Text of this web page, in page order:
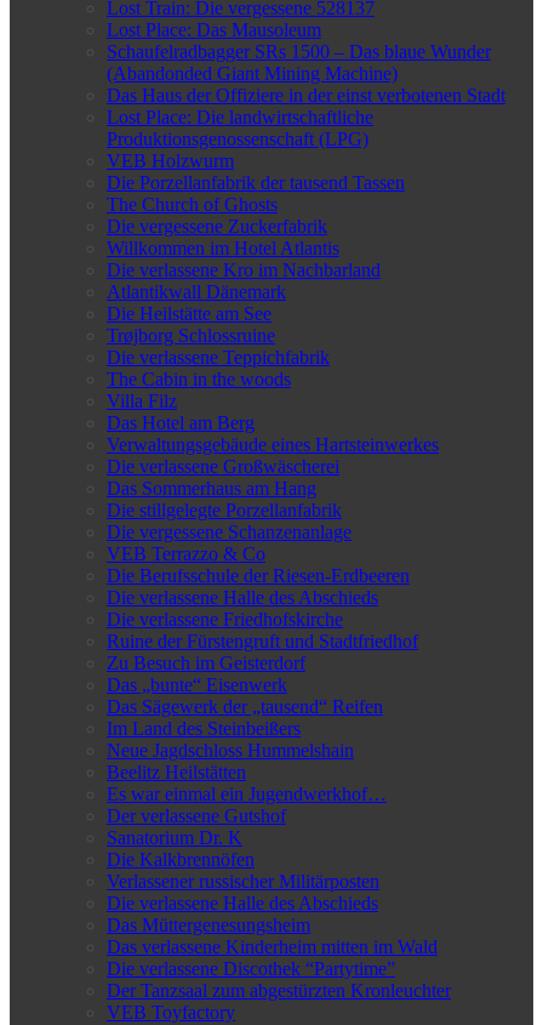
Lost Train: Die vergessene 528137
Lost Place: Das Mausoleum
Schaufelradbagger SRs 1500 – Das blaue Wunder
(Abandonded Giant Mining Machine)
Das Haus der Offiziere in der einst verbotenen Stadt
Lost Place: Die landwirtschaftliche
Produktionsgenossenschaft (LPG)
VEB Holzwurm
Die Porzellanfabrik der tausend Tassen
The Church of Ghosts
Die vergessene Zuckerfabrik
Willkommen im Hotel Atlantis
Die verlassene Kro im Nachbarland
Atlantikwall Dänemark
Die Heilstätte am See
Trøjborg Schlossruine
Die verlassene Teppichfabrik
The Cabin in the woods
Villa Filz
Das Hotel am Berg
Verwaltungsgebäude eines Hartsteinwerkes
Die verlassene Großwäscherei
Das Sommerhaus am Hang
Die stillgelegte Porzellanfabrik
Die vergessene Schanzenanlage
VEB Terrazzo & Co
Die Berufsschule der Riesen-Erdbeeren
Die verlassene Halle des Abschieds
Die verlassene Friedhofskirche
Ruine der Fürstengruft und Stadtfriedhof
Zu Besuch im Geisterdorf
Das „bunte“ Eisenwerk
Das Sägewerk der „tausend“ Reifen
Im Land des Steinbeißers
Neue Jagdschloss Hummelshain
Beelitz Heilstätten
Es war einmal ein Jugendwerkhof…
Der verlassene Gutshof
Sanatorium Dr. K
Die Kalkbrennöfen
Verlassener russischer Militärposten
Die verlassene Halle des Abschieds
Das Müttergenesungsheim
Das verlassene Kinderheim mitten im Wald
Die verlassene Discothek “Partytime”
Der Tanzsaal zum abgestürzten Kronleuchter
VEB Toyfactory